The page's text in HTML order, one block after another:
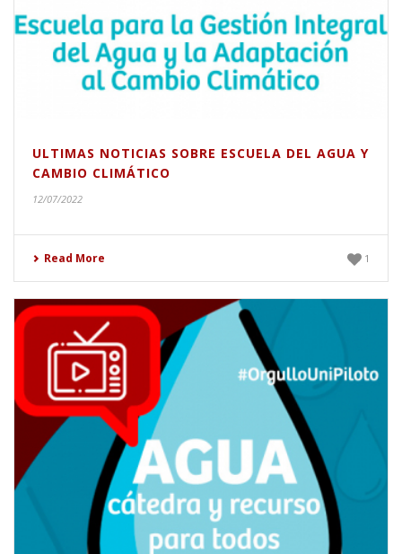
ULTIMAS NOTICIAS SOBRE ESCUELA DEL AGUA Y
CAMBIO CLIMÁTICO
12/07/2022
Read More 1